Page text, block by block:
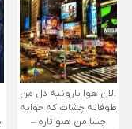
الان هوا بارونیه دل من
طوفانه چشات که خوابه
چشا من هنو تاره –